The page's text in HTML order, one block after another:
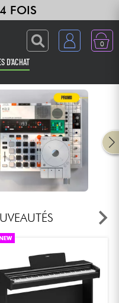
FOIS
0
D'ACHAT